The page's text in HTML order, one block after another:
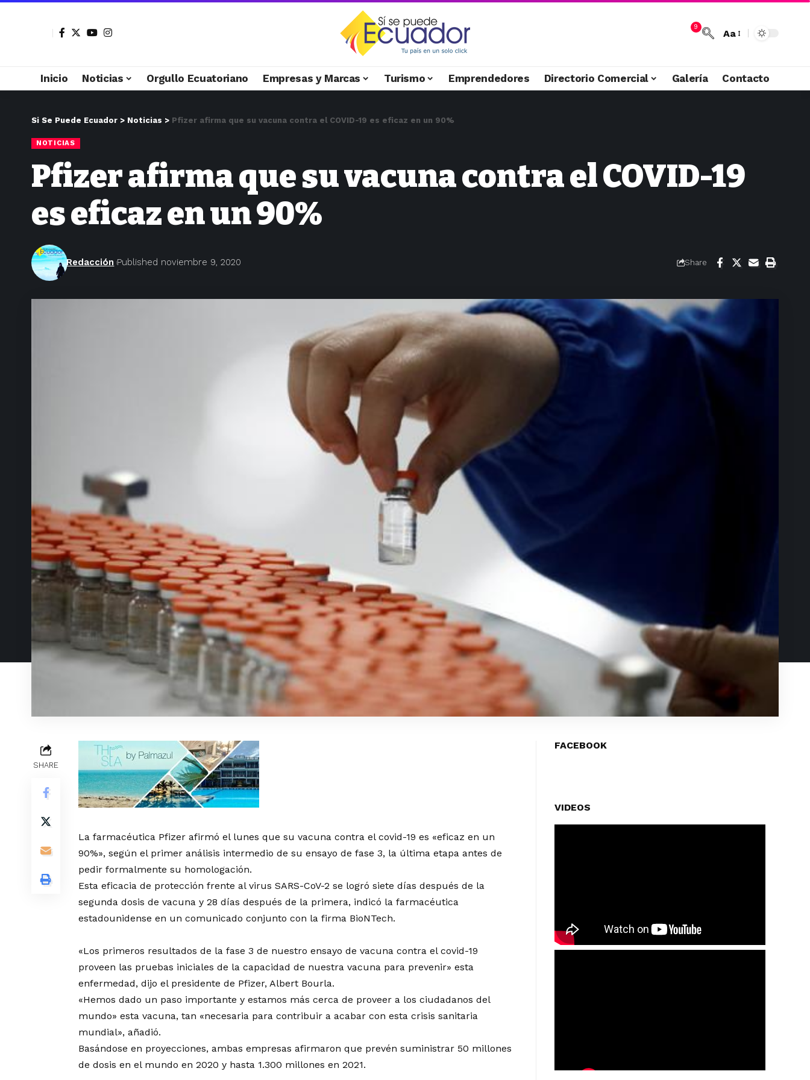
9
Aa
Inicio Noticias Orgullo Ecuatoriano Empresas y Marcas Turismo Emprendedores Directorio Comercial Galería Contacto
Si Se Puede Ecuador > Noticias > Pfizer afirma que su vacuna contra el COVID-19 es eficaz en un 90%
NOTICIAS
Pfizer afirma que su vacuna contra el COVID-19
es eficaz en un 90%
Redacción Published noviembre 9, 2020 Share
SHARE
La farmacéutica Pfizer afirmó el lunes que su vacuna contra el covid-19 es «eficaz en un
90%», según el primer análisis intermedio de su ensayo de fase 3, la última etapa antes de
pedir formalmente su homologación.
Esta eficacia de protección frente al virus SARS-CoV-2 se logró siete días después de la
segunda dosis de vacuna y 28 días después de la primera, indicó la farmacéutica
estadounidense en un comunicado conjunto con la firma BioNTech.
«Los primeros resultados de la fase 3 de nuestro ensayo de vacuna contra el covid-19
proveen las pruebas iniciales de la capacidad de nuestra vacuna para prevenir» esta
enfermedad, dijo el presidente de Pfizer, Albert Bourla.
«Hemos dado un paso importante y estamos más cerca de proveer a los ciudadanos del
mundo» esta vacuna, tan «necesaria para contribuir a acabar con esta crisis sanitaria
mundial», añadió.
Basándose en proyecciones, ambas empresas afirmaron que prevén suministrar 50 millones
de dosis en el mundo en 2020 y hasta 1.300 millones en 2021.
FACEBOOK
VIDEOS